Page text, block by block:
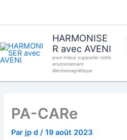
HARMONISE
R avec AVENI
pour mieux supporter notre
environnement
électromagnétique
PA-CARe
Par jp d/19 août 2023